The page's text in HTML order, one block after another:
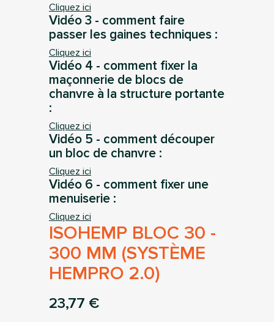
Cliquez ici
Vidéo 3 - comment faire
passer les gaines techniques :
Cliquez ici
Vidéo 4 - comment fixer la
maçonnerie de blocs de
chanvre à la structure portante
:
Cliquez ici
Vidéo 5 - comment découper
un bloc de chanvre :
Cliquez ici
Vidéo 6 - comment fixer une
menuiserie :
Cliquez ici
ISOHEMP BLOC 30 -
300 MM (SYSTÈME
HEMPRO 2.0)
23,77 €